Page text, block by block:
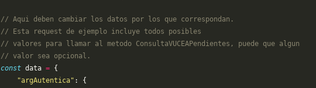
// Aqui deben cambiar los datos por los que correspondan.
// Esta request de ejemplo incluye todos posibles
// valores para llamar al metodo ConsultaVUCEAPendientes, puede que algun
// valor sea opcional.
const data = {
    "argAutentica"
: {